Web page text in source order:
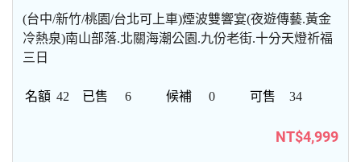
(台中/新竹/桃園/台北可上車)煙波雙響宴(夜遊傳藝.黃金
冷熱泉)南山部落.北關海潮公園.九份老街.十分天燈祈福
三日
42 6 0 34
NT$4,999